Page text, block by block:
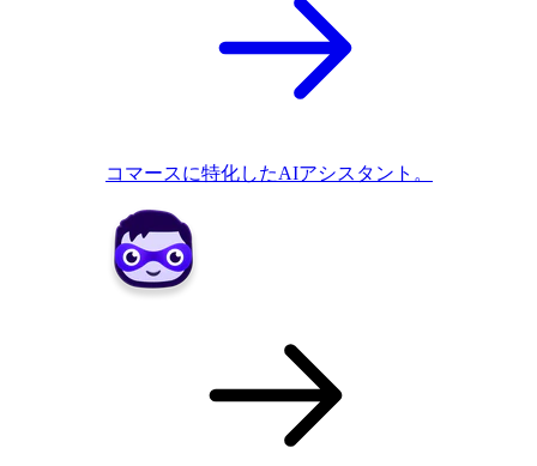
コマースに特化したAIアシスタント。